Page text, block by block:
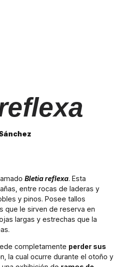
Bletia reflexa. Esta
entre rocas de laderas y
y pinos. Posee tallos
que le sirven de reserva en
largas y estrechas que la
completamente perder sus
la cual ocurre durante el otoño y